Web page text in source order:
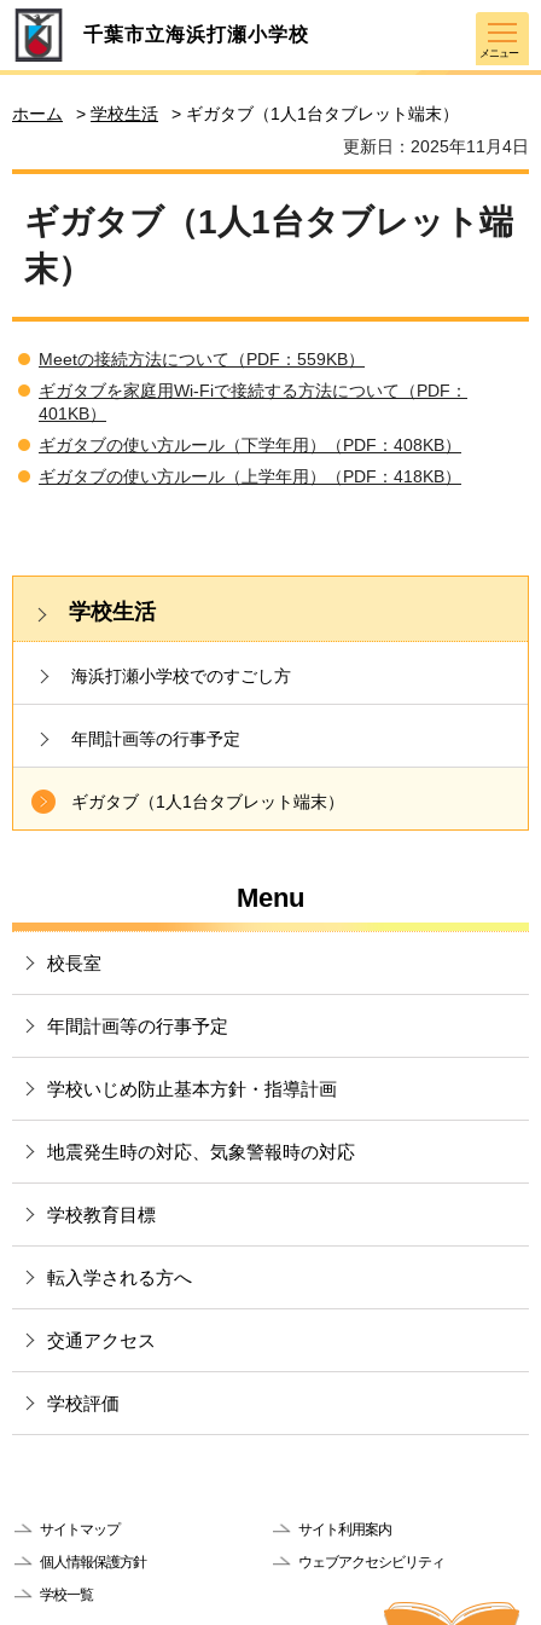
千葉市立海浜打瀬小学校
メニュー
ホーム > 学校生活
> ギガタブ（1人1台タブレット端末）
更新日：2025年11月4日
ギガタブ（1人1台タブレット端
末）
Meetの接続方法について（PDF：559KB）
ギガタブを家庭用Wi-Fiで接続する方法について（PDF：
401KB）
ギガタブの使い方ルール（下学年用）（PDF：408KB）
ギガタブの使い方ルール（上学年用）（PDF：418KB）
学校生活
海浜打瀬小学校でのすごし方
年間計画等の行事予定
ギガタブ（1人1台タブレット端末）
Menu
校長室
年間計画等の行事予定
学校いじめ防止基本方針・指導計画
地震発生時の対応、気象警報時の対応
学校教育目標
転入学される方へ
交通アクセス
学校評価
サイトマップ
サイト利用案内
個人情報保護方針
ウェブアクセシビリティ
学校一覧